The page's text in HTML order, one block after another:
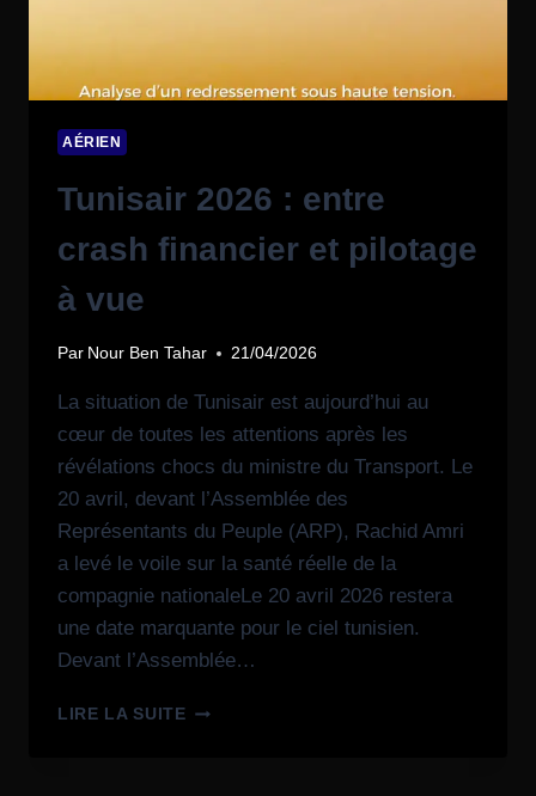
AÉRIEN
Tunisair 2026 : entre
crash financier et pilotage
à vue
Par Nour Ben Tahar 21/04/2026
La situation de Tunisair est aujourd’hui au
cœur de toutes les attentions après les
révélations chocs du ministre du Transport. Le
20 avril, devant l’Assemblée des
Représentants du Peuple (ARP), Rachid Amri
a levé le voile sur la santé réelle de la
compagnie nationaleLe 20 avril 2026 restera
une date marquante pour le ciel tunisien.
Devant l’Assemblée…
LIRE LA SUITE